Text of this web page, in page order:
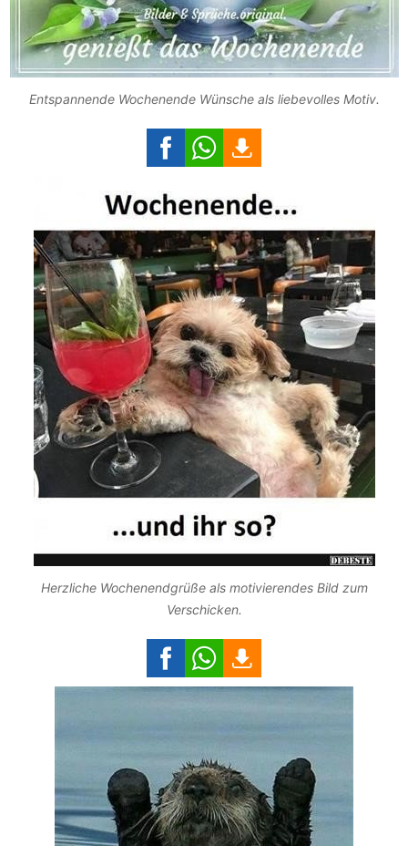
Entspannende Wochenende Wünsche als liebevolles Motiv.
Herzliche Wochenendgrüße als motivierendes Bild zum
Verschicken.